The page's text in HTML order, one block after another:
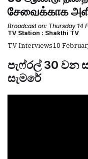
சேவைக்காக
Broadcast on: Thursday 14
TV Station : Shakthi TV
TV Interviews18
පැෆ්රල් 30 වන
සැමරේ